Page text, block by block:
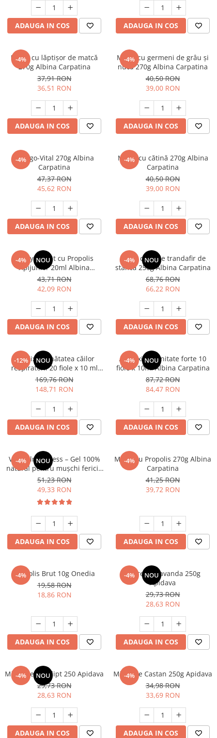
Magneziu
Fier
Multivitamine
ADAUGA IN COS ADAUGA IN COS
-4%
Miere cu lăptișor de matcă
270g Albina Carpatina
37,91 RON
36,51 RON
ADAUGA IN COS
-4%
Miere cu germeni de grâu și
nucă 270g Albina Carpatina
40,50 RON
39,00 RON
ADAUGA IN COS
-4%
Energo-Vital 270g Albina
Carpatina
47,37 RON
45,62 RON
ADAUGA IN COS
-4%
Miere cu cătină 270g Albina
Carpatina
40,50 RON
39,00 RON
ADAUGA IN COS
-4% NOU
Spray de gât cu Propolis
Apijunior 20ml Albina
Carpatina
43,71 RON
42,09 RON
ADAUGA IN COS
-4% NOU
Polen crud de trandafir de
stâncă 250g Albina Carpatina
68,76 RON
66,22 RON
ADAUGA IN COS
-12% NOU
Apielixir sănătatea căilor
respiratorii 20 fiole x 10 ml
Albina Carpatina
169,76 RON
148,71 RON
ADAUGA IN COS
-4% NOU
Apielixir imunitate forte 10
fiole x 10ml Albina Carpatina
87,72 RON
84,47 RON
ADAUGA IN COS
-4% NOU
VivaCalm Fitness – Gel 100%
natural pentru mușchi fericiți
100 ml – Leonard Radutz
Formula – VivaNatura
51,23 RON
49,33 RON
ADAUGA IN COS
-4%
Miere cu Propolis 270g Albina
Carpatina
41,25 RON
39,72 RON
ADAUGA IN COS
-4%
Propolis Brut 10g Onedia
19,58 RON
18,86 RON
ADAUGA IN COS
-4% NOU
Miere de Lavanda 250g
Apidava
29,73 RON
28,63 RON
ADAUGA IN COS
-4% NOU
Miere de Eucalipt 250 Apidava
29,73 RON
28,63 RON
ADAUGA IN COS
-4%
Miere de Castan 250g Apidava
34,98 RON
33,69 RON
ADAUGA IN COS